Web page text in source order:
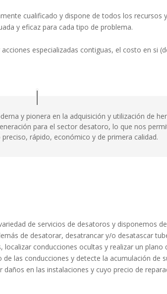
cualificado y dispone de todos los recursos
y eficaz para cada tipo de problema.
especializadas contiguas, el costo en si
y pionera en la adquisición y utilización de
para el sector desatoro, lo que nos
rápido, económico y de primera calidad.
de servicios de desatoros y disponemos
de desatorar, desatrancar y/o desatascar
localizar conducciones ocultas y realizar un plano
las conducciones y detecte la acumulación de
en las instalaciones y cuyo precio de